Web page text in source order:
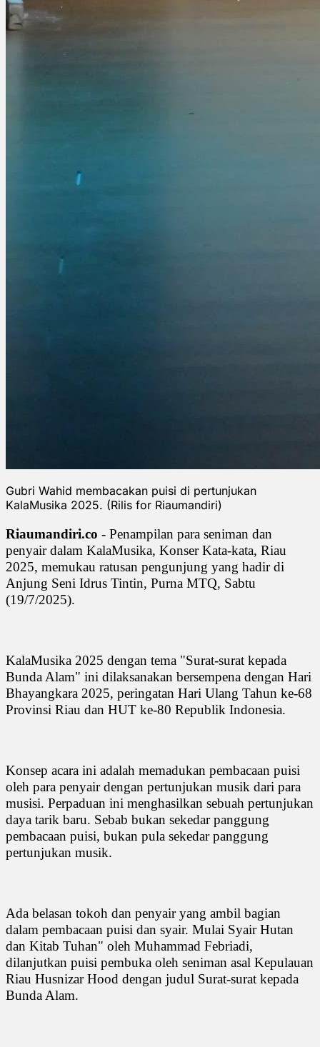
Gubri Wahid membacakan puisi di pertunjukan
KalaMusika 2025. (Rilis for Riaumandiri)
Riaumandiri.co - Penampilan para seniman dan
penyair dalam KalaMusika, Konser Kata-kata, Riau
2025, memukau ratusan pengunjung yang hadir di
Anjung Seni Idrus Tintin, Purna MTQ, Sabtu
(19/7/2025).
KalaMusika 2025 dengan tema "Surat-surat kepada
Bunda Alam" ini dilaksanakan bersempena dengan Hari
Bhayangkara 2025, peringatan Hari Ulang Tahun ke-68
Provinsi Riau dan HUT ke-80 Republik Indonesia.
Konsep acara ini adalah memadukan pembacaan puisi
oleh para penyair dengan pertunjukan musik dari para
musisi. Perpaduan ini menghasilkan sebuah pertunjukan
daya tarik baru. Sebab bukan sekedar panggung
pembacaan puisi, bukan pula sekedar panggung
pertunjukan musik.
Ada belasan tokoh dan penyair yang ambil bagian
dalam pembacaan puisi dan syair. Mulai Syair Hutan
dan Kitab Tuhan" oleh Muhammad Febriadi,
dilanjutkan puisi pembuka oleh seniman asal Kepulauan
Riau Husnizar Hood dengan judul Surat-surat kepada
Bunda Alam.